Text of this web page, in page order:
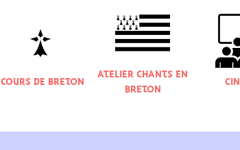
COURS DE BRETON
ATELIER CHANTS EN
BRETON